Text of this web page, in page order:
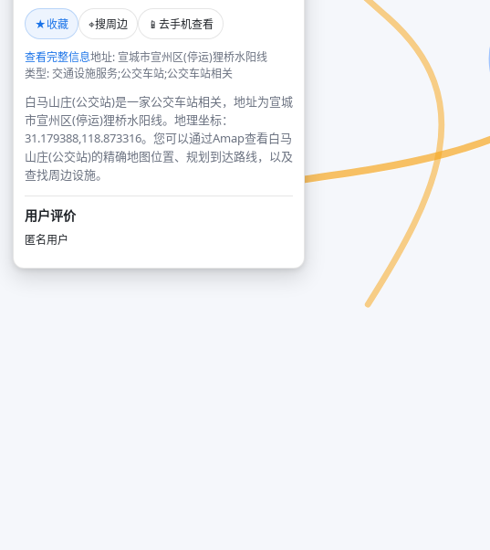
★收藏 ⌖搜周边 📱 去手机查看
查看完整信息地址: 宣城市宣州区(停运)狸桥水阳线
类型: 交通设施服务;公交车站;公交车站相关
白马山庄(公交站)是一家公交车站相关，地址为宣城
市宣州区(停运)狸桥水阳线。地理坐标：
31.179388,118.873316。您可以通过Amap查看白马
山庄(公交站)的精确地图位置、规划到达路线，以及
查找周边设施。
用户评价
匿名用户